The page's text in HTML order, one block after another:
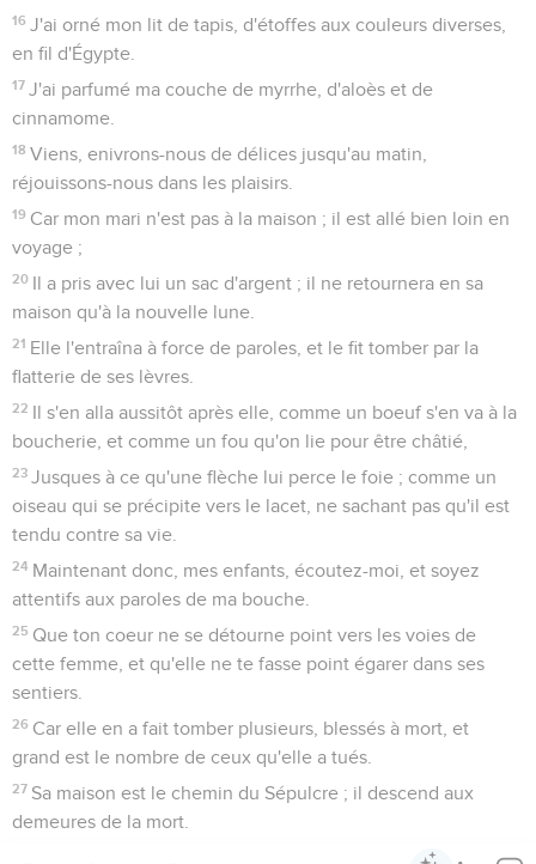
16 J'ai orné mon lit de tapis, d'étoffes aux couleurs diverses,
en fil d'Égypte.
17 J'ai parfumé ma couche de myrrhe, d'aloès et de
cinnamome.
18 Viens, enivrons-nous de délices jusqu'au matin,
réjouissons-nous dans les plaisirs.
19 Car mon mari n'est pas à la maison ; il est allé bien loin en
voyage ;
20 Il a pris avec lui un sac d'argent ; il ne retournera en sa
maison qu'à la nouvelle lune.
21 Elle l'entraîna à force de paroles, et le fit tomber par la
flatterie de ses lèvres.
22 Il s'en alla aussitôt après elle, comme un boeuf s'en va à la
boucherie, et comme un fou qu'on lie pour être châtié,
23 Jusques à ce qu'une flèche lui perce le foie ; comme un
oiseau qui se précipite vers le lacet, ne sachant pas qu'il est
tendu contre sa vie.
24 Maintenant donc, mes enfants, écoutez-moi, et soyez
attentifs aux paroles de ma bouche.
25 Que ton coeur ne se détourne point vers les voies de
cette femme, et qu'elle ne te fasse point égarer dans ses
sentiers.
26 Car elle en a fait tomber plusieurs, blessés à mort, et
grand est le nombre de ceux qu'elle a tués.
27 Sa maison est le chemin du Sépulcre ; il descend aux
demeures de la mort.